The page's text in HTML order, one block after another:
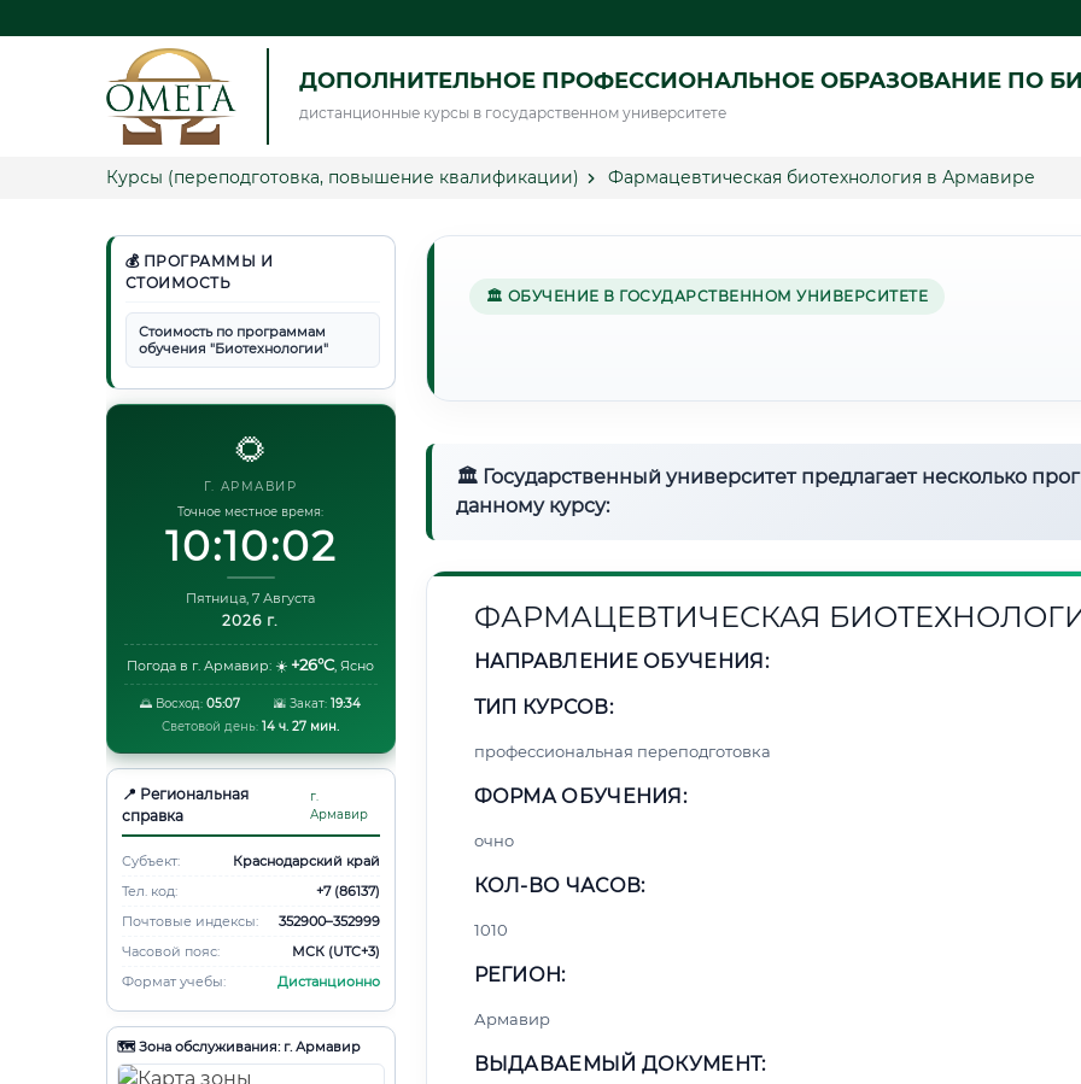
ДОПОЛНИТЕЛЬНОЕ ПРОФЕССИОНАЛЬНОЕ ОБРАЗОВАНИЕ ПО
дистанционные курсы в государственном университете
Курсы (переподготовка, повышение квалификации) Фармацевтическая биотехнология в Армавире
💰 ПРОГРАММЫ И
СТОИМОСТЬ
Стоимость по программам
обучения "Биотехнологии"
🌻
Г. АРМАВИР
Точное местное время:
10:10:03
Пятница, 7 Августа
2026 г.
Погода в г. Армавир: ☀️ +26°C, Ясно
🌅 Восход:05:07 🌇 Закат: 19:34
Световой день: 14 ч. 27 мин.
📍 Региональная
справка
г.
Армавир
Субъект:
Краснодарский край
Тел. код:
+7 (86137)
Почтовые индексы:
352900–352999
Часовой пояс:
МСК (UTC+3)
Формат учебы:
Дистанционно
🗺️ Зона обслуживания: г. Армавир
🏛 ОБУЧЕНИЕ В ГОСУДАРСТВЕННОМ УНИВЕРСИТЕТЕ
🏛 Государственный университет предлагает несколько
данному курсу:
ФАРМАЦЕВТИЧЕСКАЯ
НАПРАВЛЕНИЕ ОБУЧЕНИЯ:
ТИП КУРСОВ:
профессиональная переподготовка
ФОРМА ОБУЧЕНИЯ:
очно
КОЛ-ВО ЧАСОВ:
1010
РЕГИОН:
Армавир
ВЫДАВАЕМЫЙ ДОКУМЕНТ: